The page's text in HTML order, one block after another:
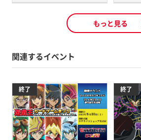
もっと見る
関連するイベント
終了 終了